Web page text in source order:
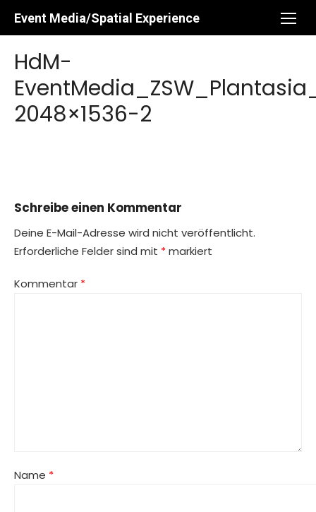
Event Media/Spatial Experience
HdM-
2048×1536-2
Schreibe einen Kommentar
Deine E-Mail-Adresse wird nicht veröffentlicht.
Erforderliche Felder sind mit *markiert
Kommentar *
Name *